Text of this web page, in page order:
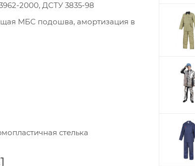
2000, ДСТУ 3835-98
МБС подошва, амортизация в
стелька